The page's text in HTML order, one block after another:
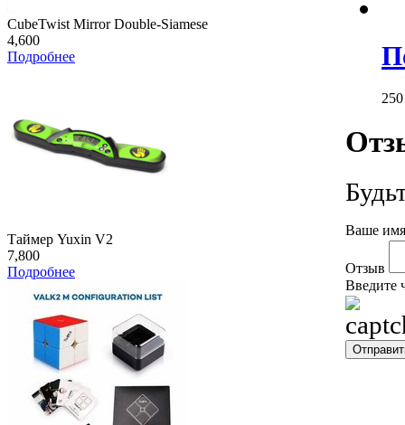
CubeTwist Mirror Double-Siamese
4,600
Подробнее
Таймер Yuxin V2
7,800
Подробнее
Ваше
Отзыв
Введите